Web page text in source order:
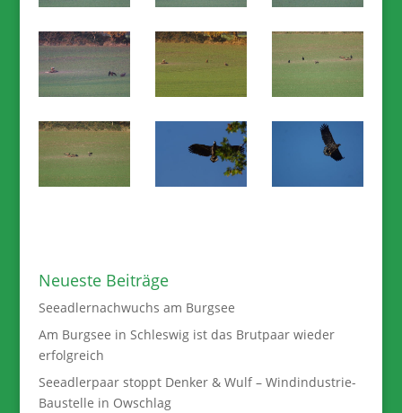
Neueste Beiträge
Seeadlernachwuchs am Burgsee
Am Burgsee in Schleswig ist das Brutpaar wieder
erfolgreich
Seeadlerpaar stoppt Denker & Wulf – Windindustrie-
Baustelle in Owschlag